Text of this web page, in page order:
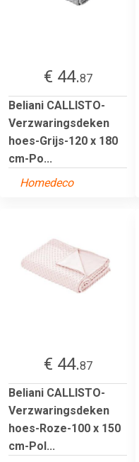
€ 44.87
Beliani CALLISTO-
Verzwaringsdeken
hoes-Grijs-120 x 180
cm-Po...
Homedeco
€ 44.87
Beliani CALLISTO-
Verzwaringsdeken
hoes-Roze-100 x 150
cm-Pol...